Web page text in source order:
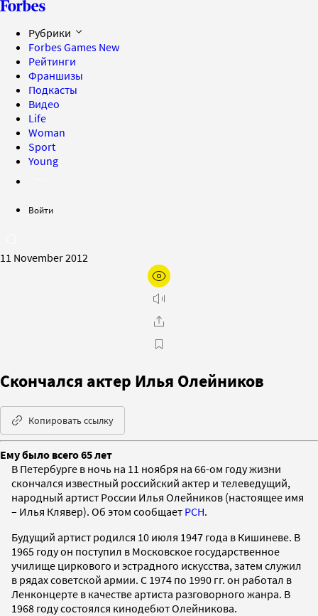
Рубрики
Forbes Games New
Рейтинги
Франшизы
Подкасты
Видео
Life
Woman
Sport
Young
Войти
11 November 2012
Скончался актер Илья Олейников
Копировать ссылку
Ему было всего 65 лет
В Петербурге в ночь на 11 ноября на 66-ом году жизни
скончался известный российский актер и телеведущий,
народный артист России Илья Олейников (настоящее имя
– Илья Клявер). Об этом сообщает РСН.
Будущий артист родился 10 июля 1947 года в Кишиневе. В
1965 году он поступил в Московское государственное
училище циркового и эстрадного искусства, затем служил
в рядах советской армии. С 1974 по 1990 гг. он работал в
Ленконцерте в качестве артиста разговорного жанра. В
1968 году состоялся кинодебют Олейникова.